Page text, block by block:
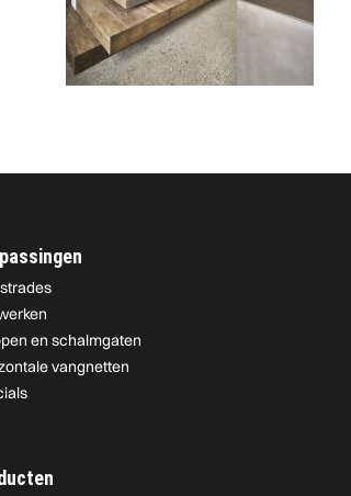
en schalmgaten
vangnetten